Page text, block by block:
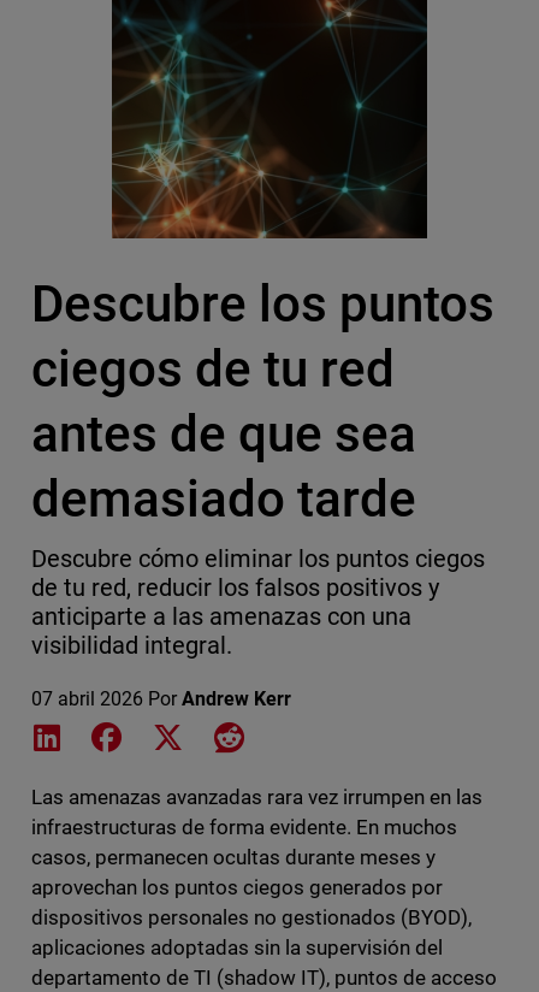
Descubre los puntos
ciegos de tu red
antes de que sea
demasiado tarde
Descubre cómo eliminar los puntos ciegos
de tu red, reducir los falsos positivos y
anticiparte a las amenazas con una
visibilidad integral.
07 abril 2026 Por Andrew Kerr
Share on LinkedIn
Share on Facebook
Share on XShare on Reddit
Las amenazas avanzadas rara vez irrumpen en las
infraestructuras de forma evidente. En muchos
casos, permanecen ocultas durante meses y
aprovechan los puntos ciegos generados por
dispositivos personales no gestionados (BYOD),
aplicaciones adoptadas sin la supervisión del
departamento de TI (shadow IT), puntos de acceso